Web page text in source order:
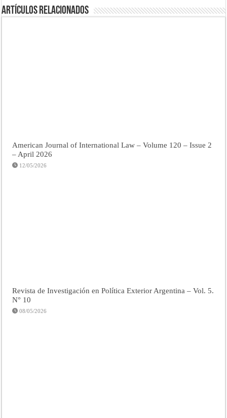
Artículos Relacionados
American Journal of International Law – Volume 120 – Issue 2
– April 2026
12/05/2026
Revista de Investigación en Política Exterior Argentina – Vol. 5.
N° 10
08/05/2026